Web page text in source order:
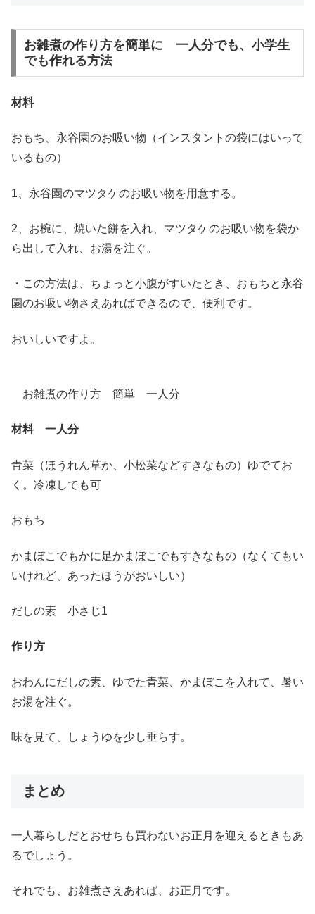
お雑煮の作り方を簡単に 一人分でも、小学生
でも作れる方法
材料
おもち、永谷園のお吸い物（インスタントの袋にはいって
いるもの）
1、永谷園のマツタケのお吸い物を用意する。
2、お椀に、焼いた餅を入れ、マツタケのお吸い物を袋か
ら出して入れ、お湯を注ぐ。
・この方法は、ちょっと小腹がすいたとき、おもちと永谷
園のお吸い物さえあればできるので、便利です。
おいしいですよ。
お雑煮の作り方 簡単 一人分
材料 一人分
青菜（ほうれん草か、小松菜などすきなもの）ゆでてお
く。冷凍しても可
おもち
かまぼこでもかに足かまぼこでもすきなもの（なくてもい
いけれど、あったほうがおいしい）
だしの素 小さじ1
作り方
おわんにだしの素、ゆでた青菜、かまぼこを入れて、暑い
お湯を注ぐ。
味を見て、しょうゆを少し垂らす。
まとめ
一人暮らしだとおせちも買わないお正月を迎えるときもあ
るでしょう。
それでも、お雑煮さえあれば、お正月です。